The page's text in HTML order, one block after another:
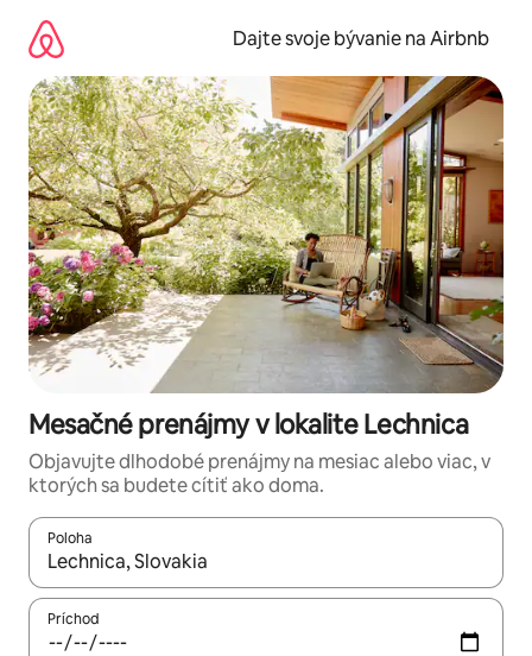
obsah.
Dajte svoje bývanie na Airbnb
Mesačné prenájmy v lokalite Lechnica
Objavujte dlhodobé prenájmy na mesiac alebo viac, v
ktorých sa budete cítiť ako doma.
Poloha
Keď budú výsledky k dispozícii, môžete si ich prechádzať
Príchod